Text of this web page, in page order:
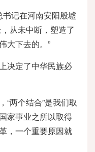
记在河南安阳殷墟
从未中断，塑造了
大下去的。”
决定了中华民族必
“两个结合”是我们取
家事业之所以取得
，一个重要原因就